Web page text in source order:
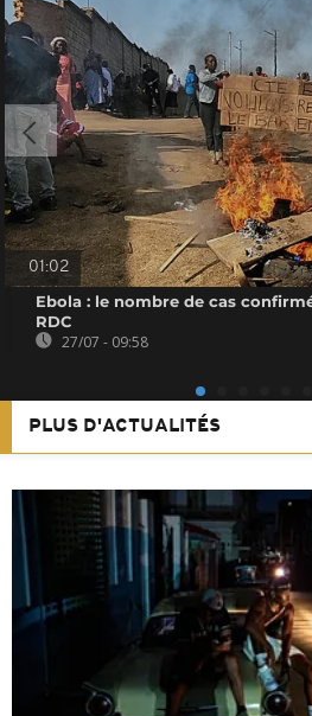
01:02
Ebola : le nombre de cas
RDC
27/07 - 09:58
PLUS D'ACTUALITÉS